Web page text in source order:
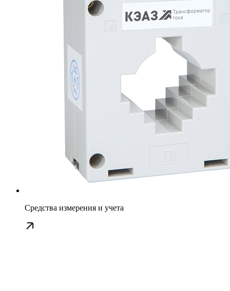
Средства измерения и учета